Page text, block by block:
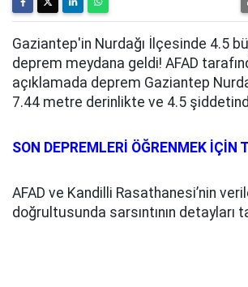
Gaziantep'in Nurdağı İlçesinde 4.5
deprem meydana geldi! AFAD
açıklamada deprem Gaziantep
7.44 metre derinlikte ve 4.5
SON DEPREMLERİ ÖĞRENMEK İÇİN
AFAD ve Kandilli Rasathanesi’nin
doğrultusunda sarsıntının detayları